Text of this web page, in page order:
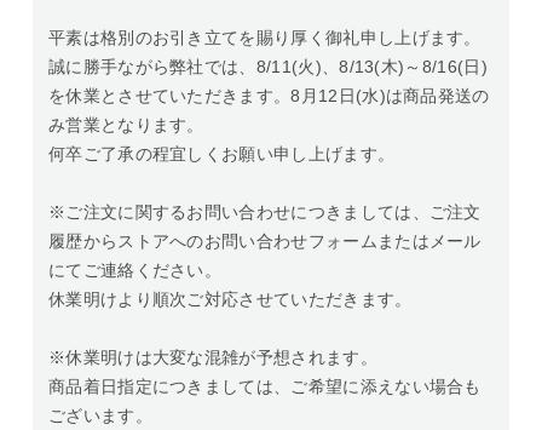
平素は格別のお引き立てを賜り厚く御礼申し上げます。
誠に勝手ながら弊社では、8/11(火)、8/13(木)～8/16(日)
を休業とさせていただきます。8月12日(水)は商品発送の
み営業となります。
何卒ご了承の程宜しくお願い申し上げます。
※ご注文に関するお問い合わせにつきましては、ご注文
履歴からストアへのお問い合わせフォームまたはメール
にてご連絡ください。
休業明けより順次ご対応させていただきます。
※休業明けは大変な混雑が予想されます。
商品着日指定につきましては、ご希望に添えない場合も
ございます。